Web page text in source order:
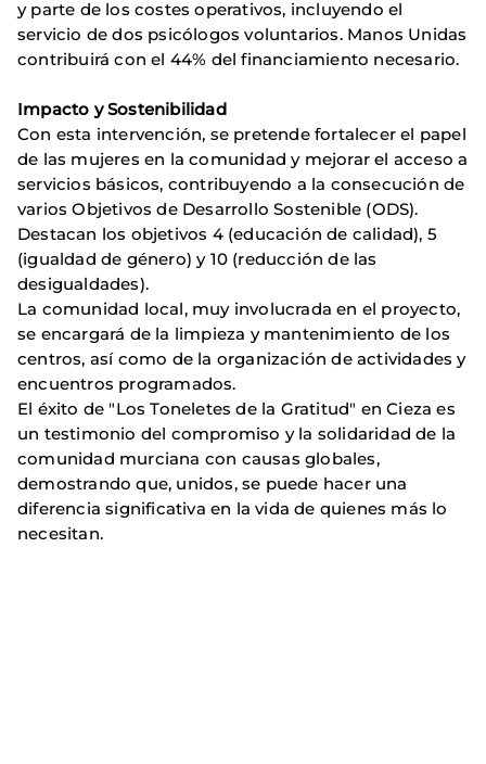
y parte de los costes operativos, incluyendo el
servicio de dos psicólogos voluntarios. Manos Unidas
contribuirá con el 44% del financiamiento necesario.
Impacto y Sostenibilidad
Con esta intervención, se pretende fortalecer el papel
de las mujeres en la comunidad y mejorar el acceso a
servicios básicos, contribuyendo a la consecución de
varios Objetivos de Desarrollo Sostenible (ODS).
Destacan los objetivos 4 (educación de calidad), 5
(igualdad de género) y 10 (reducción de las
desigualdades).
La comunidad local, muy involucrada en el proyecto,
se encargará de la limpieza y mantenimiento de los
centros, así como de la organización de actividades y
encuentros programados.
El éxito de "Los Toneletes de la Gratitud" en Cieza es
un testimonio del compromiso y la solidaridad de la
comunidad murciana con causas globales,
demostrando que, unidos, se puede hacer una
diferencia significativa en la vida de quienes más lo
necesitan.